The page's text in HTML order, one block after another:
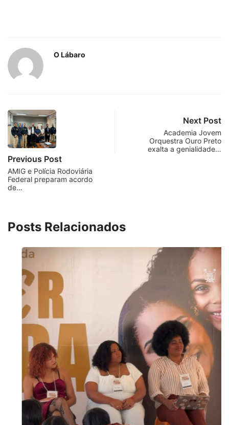
O Lábaro
Previous Post
AMIG e Polícia Rodoviária
Federal preparam acordo
de…
Next Post
Academia Jovem
Orquestra Ouro Preto
exalta a genialidade…
Posts Relacionados